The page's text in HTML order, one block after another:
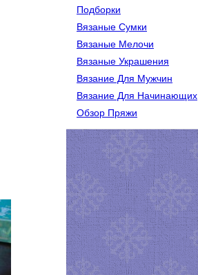
Подборки
Вязаные Сумки
Вязаные Мелочи
Вязаные Украшения
Вязание Для Мужчин
Вязание Для Начинающих
Обзор Пряжи